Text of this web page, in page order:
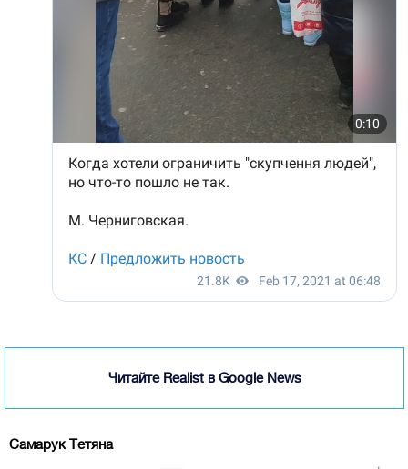
Читайте Realist в Google News
Самарук Тетяна